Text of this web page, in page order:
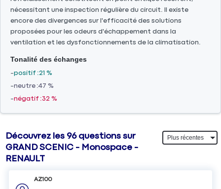
nécessitant une inspection régulière du circuit. Il existe
encore des divergences sur l'efficacité des solutions
proposées pour les odeurs d'échappement dans la
ventilation et les dysfonctionnements de la climatisation.
Tonalité des échanges
positif 21 %
neutre 47 %
négatif 32 %
Découvrez les 96 questions sur
GRAND SCENIC - Monospace -
RENAULT
AZ100